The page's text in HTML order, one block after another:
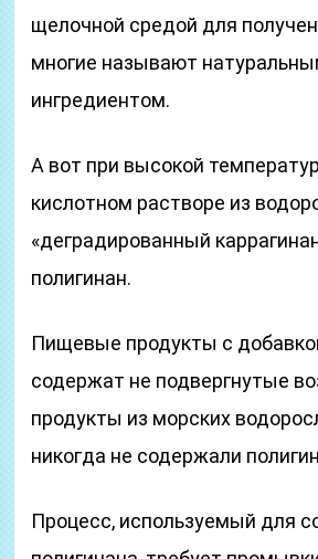
щелочной средой для
многие называют
ингредиентом.
А вот при высокой
кислотном растворе из
«деградированный
полигинан.
Пищевые продукты с
содержат не подвергнутые
продукты из морских
никогда не содержали
Процесс, используемый для